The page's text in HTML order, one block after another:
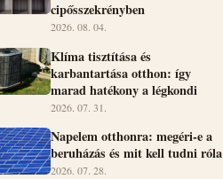
cipősszekrényben
2026. 08. 04.
Klíma tisztítása és
karbantartása otthon: így
marad hatékony a légkondi
2026. 07. 31.
Napelem otthonra: megéri-e a
beruházás és mit kell tudni róla
2026. 07. 28.